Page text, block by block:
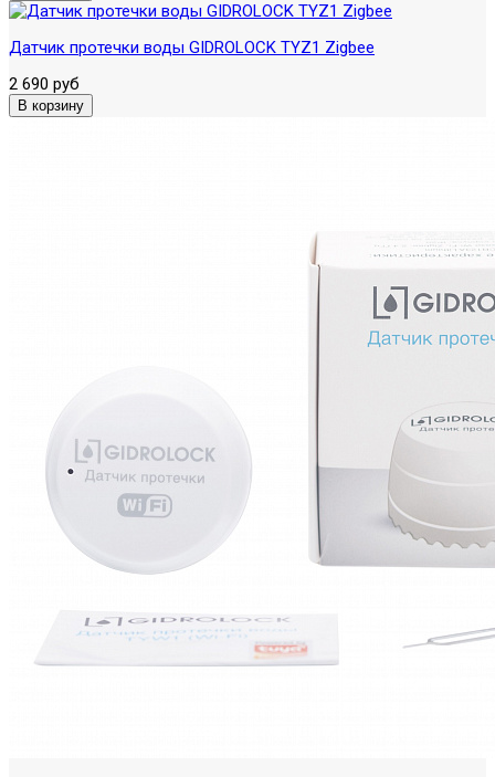
Датчик протечки воды GIDROLOCK TYZ1 Zigbee
2 690 руб